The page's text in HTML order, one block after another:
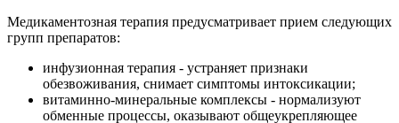
Медикаментозная терапия предусматривает прием следующих
групп препаратов:
инфузионная терапия - устраняет признаки
обезвоживания, снимает симптомы интоксикации;
витаминно-минеральные комплексы - нормализуют
обменные процессы, оказывают общеукрепляющее